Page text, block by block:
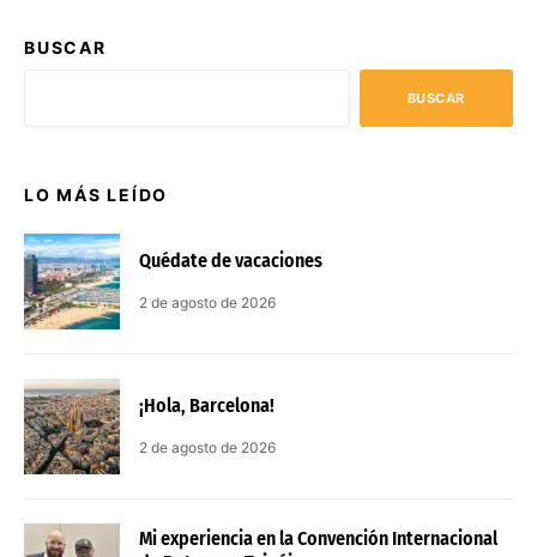
BUSCAR
BUSCAR
LO MÁS LEÍDO
Quédate de vacaciones
2 de agosto de 2026
¡Hola, Barcelona!
2 de agosto de 2026
Mi experiencia en la Convención Internacional